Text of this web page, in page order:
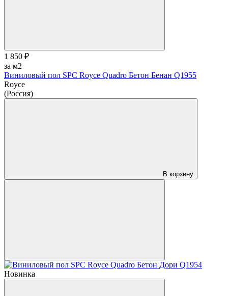
1 850 ₽
за м2
Виниловый пол SPC Royce Quadro Бетон Бенан Q1955
Royce
(Россия)
В корзину
Новинка